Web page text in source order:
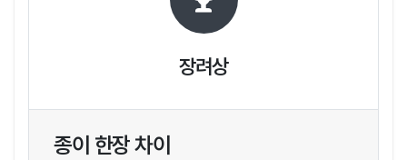
장려상
종이 한장 차이